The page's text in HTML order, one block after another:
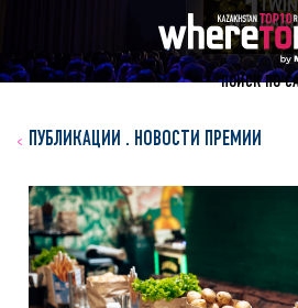
ПОИСК ПО
ПУБЛИКАЦИИ . НОВОСТИ ПРЕМИИ